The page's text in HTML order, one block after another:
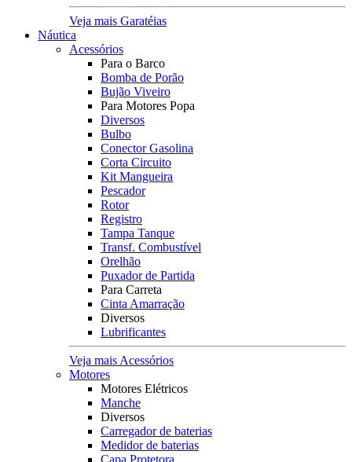
Veja mais Garatéias
Náutica
Acessórios
Para o Barco
Bomba de Porão
Bujão Viveiro
Para Motores Popa
Diversos
Bulbo
Conector Gasolina
Corta Circuito
Kit Mangueira
Pescador
Rotor
Registro
Tampa Tanque
Transf. Combustível
Orelhão
Puxador de Partida
Para Carreta
Cinta Amarração
Diversos
Lubrificantes
Veja mais Acessórios
Motores
Motores Elétricos
Manche
Diversos
Carregador de baterias
Medidor de baterias
Capa Protetora